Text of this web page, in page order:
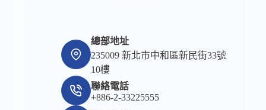
總部地址
235009 新北市中和區新民街33號
10樓
聯絡電話
+886-2-33225555